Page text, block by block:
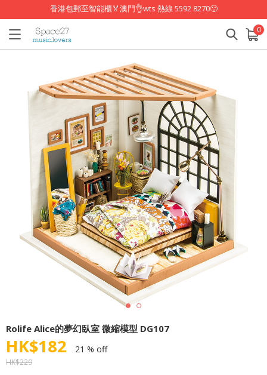
香港包郵至智能櫃🏅澳門👌wts 熱線 5592 8270🙂
0
已加入購物車 查看
Rolife Alice的夢幻臥室 微縮模型 DG107
HK$182 21 % off
HK$229